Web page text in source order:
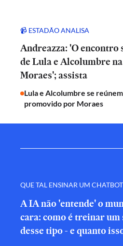
📹 ESTADÃO ANALISA
Andreazza: 'O encontro
de Lula e Alcolumbre na
Moraes'; assista
Lula e Alcolumbre se
promovido por Moraes
QUE TAL ENSINAR UM
A IA não 'entende' o
cara: como é treinar um
desse tipo - e quanto